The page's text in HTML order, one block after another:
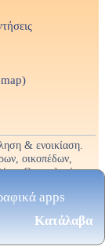
& ενοικίαση.
οικοπέδων,
Θεσσαλονίκη,
Δωρεάν
in Greece. ©
apps
Κατάλαβα